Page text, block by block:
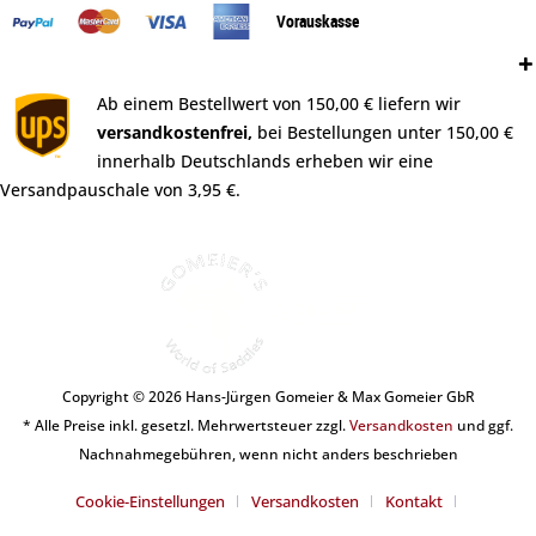
Vorauskasse
Ab einem Bestellwert von 150,00 € liefern wir
versandkostenfrei, bei Bestellungen unter 150,00 €
innerhalb Deutschlands erheben wir eine
Versandpauschale von 3,95 €.
Copyright © 2026 Hans-Jürgen Gomeier & Max Gomeier GbR
* Alle Preise inkl. gesetzl. Mehrwertsteuer zzgl.Versandkosten und ggf.
Nachnahmegebühren, wenn nicht anders beschrieben
Cookie-Einstellungen Versandkosten
Kontakt